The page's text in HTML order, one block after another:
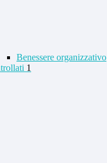
Benessere organizzativo
1